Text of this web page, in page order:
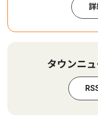
詳
タウンニ